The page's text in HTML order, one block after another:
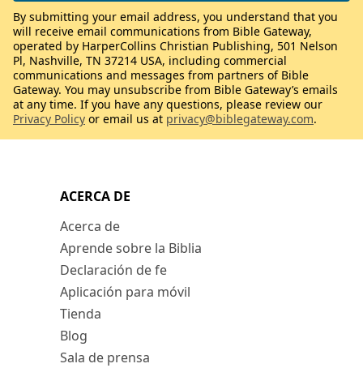
ACERCA DE
Acerca de
Aprende sobre la Biblia
Declaración de fe
Aplicación para móvil
Tienda
Blog
Sala de prensa
By submitting your email address, you understand that you
will receive email communications from Bible Gateway,
operated by HarperCollins Christian Publishing, 501 Nelson
Pl, Nashville, TN 37214 USA, including commercial
communications and messages from partners of Bible
Gateway. You may unsubscribe from Bible Gateway’s emails
at any time. If you have any questions, please review our
Privacy Policy or email us at privacy@biblegateway.com.